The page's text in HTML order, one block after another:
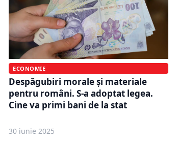
ECONOMIE
Despăgubiri morale și materiale
pentru români. S-a adoptat legea.
Cine va primi bani de la stat
30 iunie 2025